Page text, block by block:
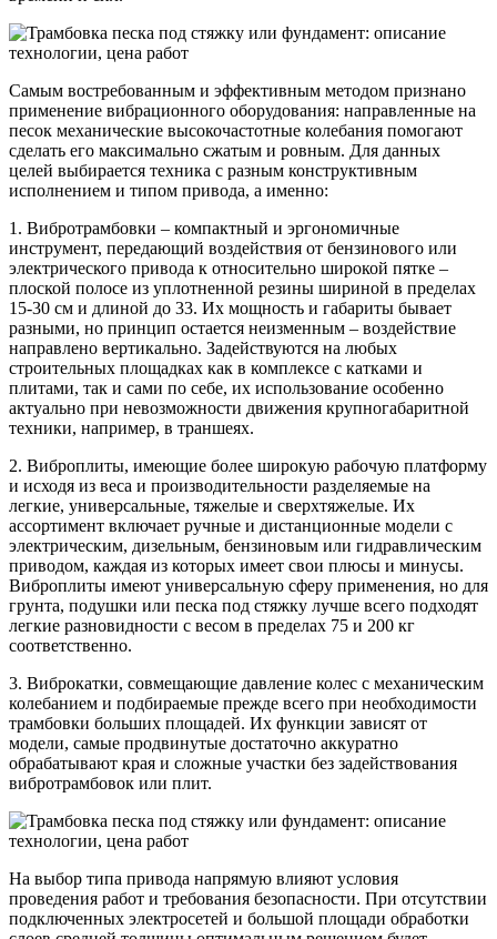
Самым востребованным и эффективным методом признано
применение вибрационного оборудования: направленные на
песок механические высокочастотные колебания помогают
сделать его максимально сжатым и ровным. Для данных
целей выбирается техника с разным конструктивным
исполнением и типом привода, а именно:
1. Вибротрамбовки – компактный и эргономичные
инструмент, передающий воздействия от бензинового или
электрического привода к относительно широкой пятке –
плоской полосе из уплотненной резины шириной в пределах
15-30 см и длиной до 33. Их мощность и габариты бывает
разными, но принцип остается неизменным – воздействие
направлено вертикально. Задействуются на любых
строительных площадках как в комплексе с катками и
плитами, так и сами по себе, их использование особенно
актуально при невозможности движения крупногабаритной
техники, например, в траншеях.
2. Виброплиты, имеющие более широкую рабочую платформу
и исходя из веса и производительности разделяемые на
легкие, универсальные, тяжелые и сверхтяжелые. Их
ассортимент включает ручные и дистанционные модели с
электрическим, дизельным, бензиновым или гидравлическим
приводом, каждая из которых имеет свои плюсы и минусы.
Виброплиты имеют универсальную сферу применения, но для
грунта, подушки или песка под стяжку лучше всего подходят
легкие разновидности с весом в пределах 75 и 200 кг
соответственно.
3. Виброкатки, совмещающие давление колес с механическим
колебанием и подбираемые прежде всего при необходимости
трамбовки больших площадей. Их функции зависят от
модели, самые продвинутые достаточно аккуратно
обрабатывают края и сложные участки без задействования
вибротрамбовок или плит.
На выбор типа привода напрямую влияют условия
проведения работ и требования безопасности. При отсутствии
подключенных электросетей и большой площади обработки